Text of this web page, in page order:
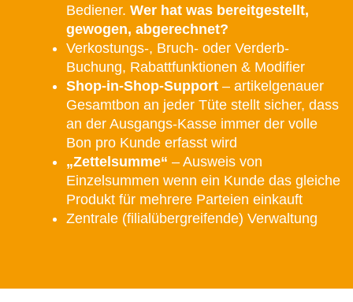
Bediener. Wer hat was bereitgestellt,
gewogen, abgerechnet?
Verkostungs-, Bruch- oder Verderb-
Buchung, Rabattfunktionen & Modifier
Shop-in-Shop-Support – artikelgenauer
Gesamtbon an jeder Tüte stellt sicher, dass
an der Ausgangs-Kasse immer der volle
Bon pro Kunde erfasst wird
„Zettelsumme“ – Ausweis von
Einzelsummen wenn ein Kunde das gleiche
Produkt für mehrere Parteien einkauft
Zentrale (filialübergreifende) Verwaltung